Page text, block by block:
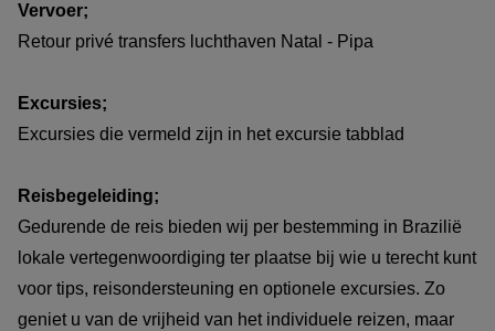
Vervoer;
Retour privé transfers luchthaven Natal - Pipa
Excursies;
Excursies die vermeld zijn in het excursie tabblad
Reisbegeleiding;
Gedurende de reis bieden wij per bestemming in Brazilië
lokale vertegenwoordiging ter plaatse bij wie u terecht kunt
voor tips, reisondersteuning en optionele excursies. Zo
geniet u van de vrijheid van het individuele reizen, maar